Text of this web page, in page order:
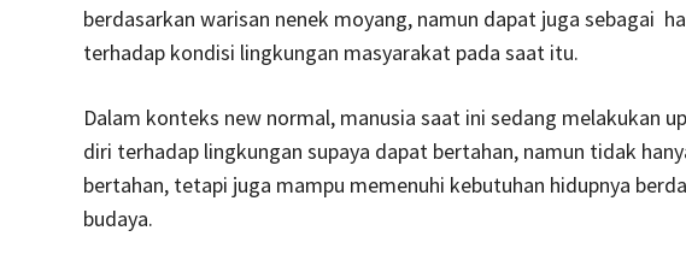
berdasarkan warisan nenek moyang, namun dapat juga sebagai
terhadap kondisi lingkungan masyarakat pada saat itu.
Dalam konteks new normal, manusia saat ini sedang melakukan
diri terhadap lingkungan supaya dapat bertahan, namun tidak
bertahan, tetapi juga mampu memenuhi kebutuhan hidupnya
budaya.